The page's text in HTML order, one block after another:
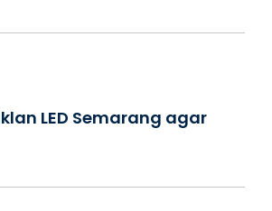
LED Semarang agar